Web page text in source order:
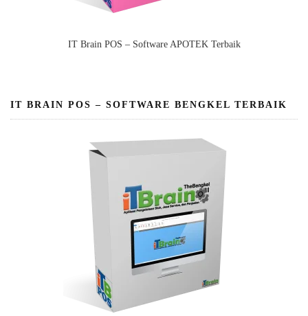
IT Brain POS – Software APOTEK Terbaik
IT BRAIN POS – SOFTWARE BENGKEL TERBAIK